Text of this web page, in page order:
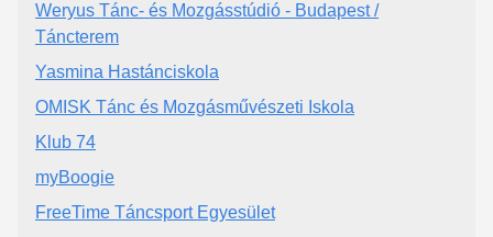
Weryus Tánc- és Mozgásstúdió - Budapest /
Táncterem
Yasmina Hastánciskola
OMISK Tánc és Mozgásművészeti Iskola
Klub 74
myBoogie
FreeTime Táncsport Egyesület